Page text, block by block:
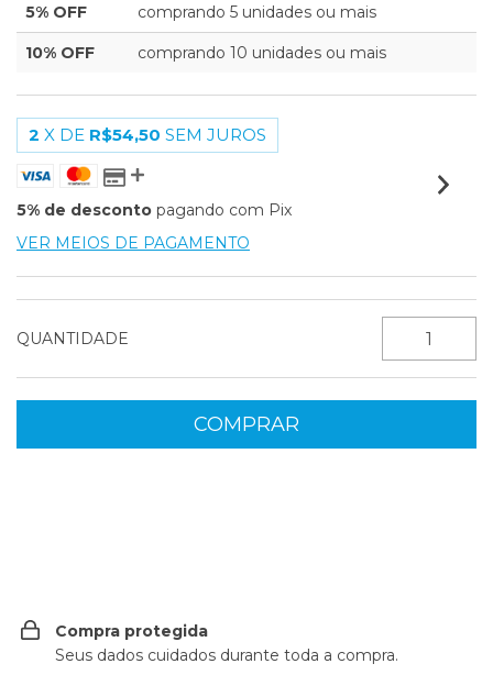
5% OFF comprando 5 unidades ou mais
10% OFF comprando 10 unidades ou mais
2 X DE R$54,50 SEM JUROS
5% de desconto pagando com Pix
VER MEIOS DE PAGAMENTO
QUANTIDADE
Compra protegida
Seus dados cuidados durante toda a compra.